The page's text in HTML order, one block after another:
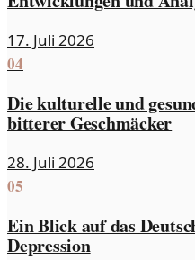
17. Juli 2026
04
Die kulturelle und
bitterer Geschmäcker
28. Juli 2026
05
Ein Blick auf das
Depression